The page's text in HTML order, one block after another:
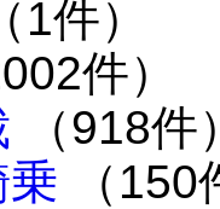
1件）
件）
（918件
（150